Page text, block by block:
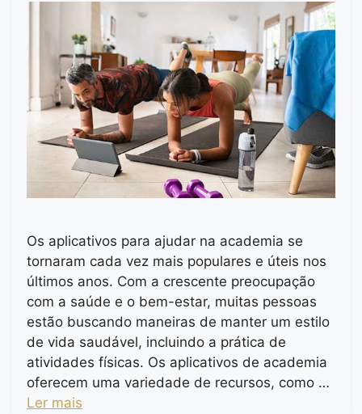
Os aplicativos para ajudar na academia se
tornaram cada vez mais populares e úteis nos
últimos anos. Com a crescente preocupação
com a saúde e o bem-estar, muitas pessoas
estão buscando maneiras de manter um estilo
de vida saudável, incluindo a prática de
atividades físicas. Os aplicativos de academia
oferecem uma variedade de recursos, como …
Ler mais